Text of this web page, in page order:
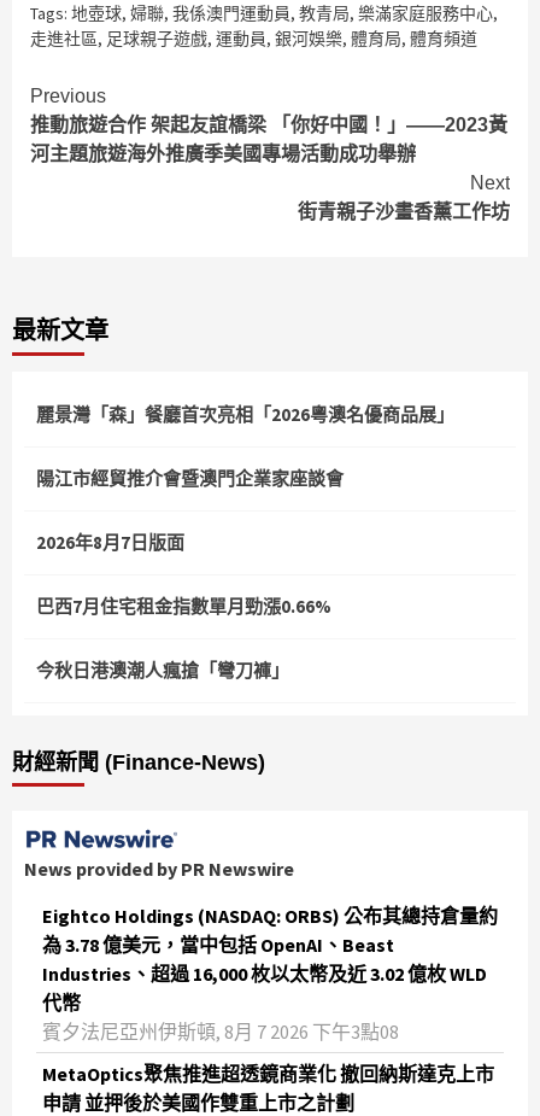
Tags: 地壺球, 婦聯, 我係澳門運動員, 教青局, 樂滿家庭服務中心,
走進社區, 足球親子遊戲, 運動員, 銀河娛樂, 體育局, 體育頻道
Continue
Reading
Previous
推動旅遊合作 架起友誼橋梁 「你好中國！」——2023黃
河主題旅遊海外推廣季美國專場活動成功舉辦
Next
街青親子沙畫香薰工作坊
最新文章
麗景灣「森」餐廳首次亮相「2026粵澳名優商品展」
陽江市經貿推介會暨澳門企業家座談會
2026年8月7日版面
巴西7月住宅租金指數單月勁漲0.66%
今秋日港澳潮人瘋搶「彎刀褲」
財經新聞 (Finance-News)
News provided by PR Newswire
Eightco Holdings (NASDAQ: ORBS) 公布其總持倉量約
為 3.78 億美元，當中包括 OpenAI、Beast
Industries、超過 16,000 枚以太幣及近 3.02 億枚 WLD
代幣
賓夕法尼亞州伊斯頓, 8月 7 2026 下午3點08
MetaOptics聚焦推進超透鏡商業化 撤回納斯達克上市
申請 並押後於美國作雙重上市之計劃